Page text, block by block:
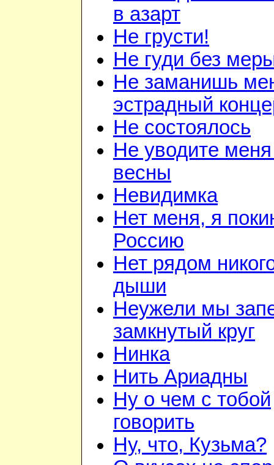
в азарт
Не грусти!
Не гуди без
Не заманишь
эстрадный
Не состоялось
Не уводите
весны
Невидимка
Нет меня, я
Россию
Нет рядом
дыши
Неужели мы
замкнутый круг
Нинка
Нить Ариадны
Ну о чем с тобой
говорить
Ну, что, Кузьма?